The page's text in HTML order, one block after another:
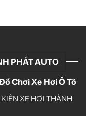
PHÁT AUTO
Chơi Xe Hơi Ô Tô
XE HƠI THÀNH